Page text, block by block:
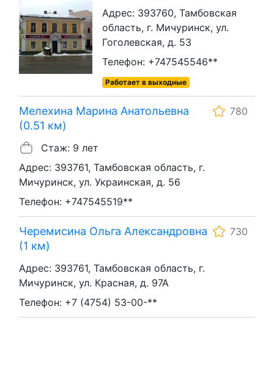
Адрес: 393760, Тамбовская
область, г. Мичуринск, ул.
Гоголевская, д. 53
Телефон: +747545546**
Работает в выходные
Мелехина Марина Анатольевна
(0.51 км)
780
Стаж: 9 лет
Адрес: 393761, Тамбовская область, г.
Мичуринск, ул. Украинская, д. 56
Телефон: +747545519**
Черемисина Ольга Александровна
(1 км)
730
Адрес: 393761, Тамбовская область, г.
Мичуринск, ул. Красная, д. 97А
Телефон: +7 (4754) 53-00-**